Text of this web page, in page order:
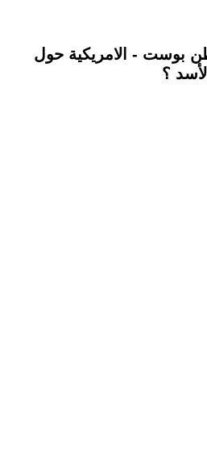
بوست - الامريكية حول
؟